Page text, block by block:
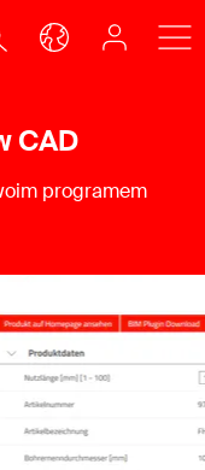
CAD
programem